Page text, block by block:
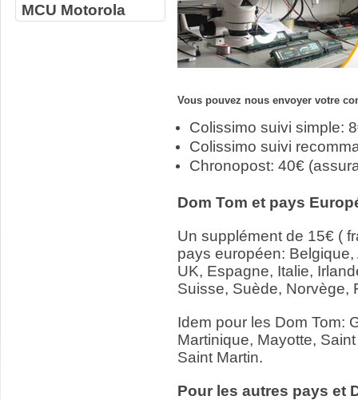
MCU Motorola
Vous pouvez nous envoyer votre
Colissimo suivi simple:
Colissimo suivi
Chronopost: 40€
Dom Tom et pays
Un supplément de 15€ (
pays européen:
UK, Espagne, Italie,
Suisse, Suède, Norvège,
Idem pour les Dom Tom:
Martinique, Mayotte,
Saint Martin.
Pour les autres pays et